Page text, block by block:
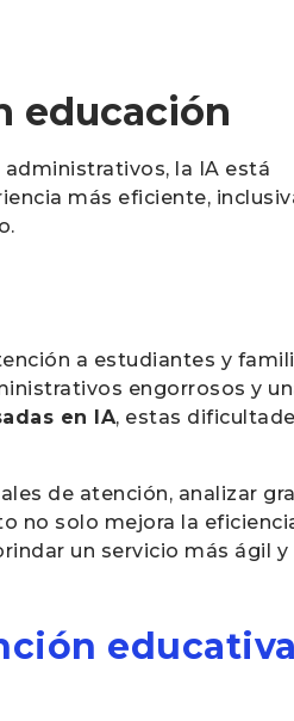
educación
la IA está
más eficiente,
a estudiantes y
engorrosos y
en IA, estas
de atención, analizar
no solo mejora la
un servicio más ágil y
educativa